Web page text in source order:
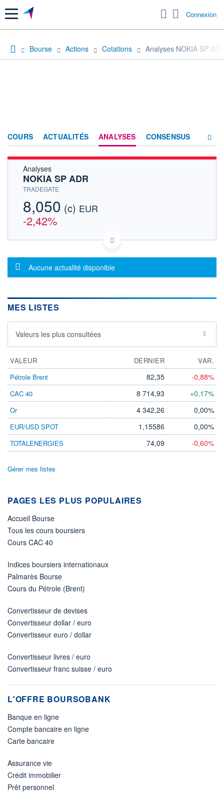
Menu Connexion
Bourse Actions Cotations Analyses NOKIA SP
COURS ACTUALITÉS ANALYSES CONSENSUS
Analyses
NOKIA SP ADR
TRADEGATE
8,050 (c) EUR
-2,42%
US6549022043 NOAA
Politique d'exécution
Cotation sur les autres places
8,15
OUVERTURE
8,200
CLÔTURE VEILLE
+ HAUT
8,250
+ BAS
346
CAPITAL ÉCHANGÉ
0,00%
DERNIER ÉCHANGE
07.08.26 / 16:56:12
0,000
- -
DERNIER
DIVIDENDE
0,00 EUR
-
Non éligible
Message d'information
Aucune actualité disponible
MES LISTES
Valeurs les plus consultées
VALEUR DERNIER
VAR.
Pétrole Brent
82,35 -0,88%
CAC 40 8 714,93 +0,17%
Or 4 342,26 0,00%
EUR/USD SPOT 1,15586 0,00%
TOTALENERGIES 74,09 -0,60%
Gérer mes listes
PAGES LES PLUS POPULAIRES
Accueil Bourse
Tous les cours boursiers
Cours CAC 40
Indices boursiers internationaux
Palmarès Bourse
Cours du Pétrole (Brent)
Convertisseur de devises
Convertisseur dollar / euro
Convertisseur euro / dollar
Convertisseur livres / euro
Convertisseur franc suisse / euro
L'OFFRE BOURSOBANK
Banque en ligne
Compte bancaire en ligne
Carte bancaire
Assurance vie
Crédit immobilier
Prêt personnel